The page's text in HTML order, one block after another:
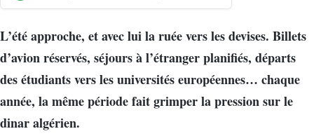
L’été approche, et avec lui la ruée vers les devises. Billets
d’avion réservés, séjours à l’étranger planifiés, départs
des étudiants vers les universités européennes… chaque
année, la même période fait grimper la pression sur le
dinar algérien.